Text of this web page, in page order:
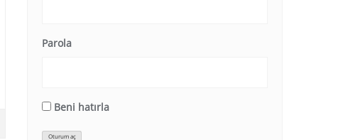
Parola
Beni hatırla
Oturum aç